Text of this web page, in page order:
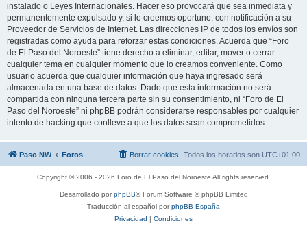
instalado o Leyes Internacionales. Hacer eso provocará que sea inmediata y
permanentemente expulsado y, si lo creemos oportuno, con notificación a su
Proveedor de Servicios de Internet. Las direcciones IP de todos los envíos son
registradas como ayuda para reforzar estas condiciones. Acuerda que “Foro
de El Paso del Noroeste” tiene derecho a eliminar, editar, mover o cerrar
cualquier tema en cualquier momento que lo creamos conveniente. Como
usuario acuerda que cualquier información que haya ingresado será
almacenada en una base de datos. Dado que esta información no será
compartida con ninguna tercera parte sin su consentimiento, ni “Foro de El
Paso del Noroeste” ni phpBB podrán considerarse responsables por cualquier
intento de hacking que conlleve a que los datos sean comprometidos.
Paso NW Foros Todos los horarios son UTC+01:00
Borrar cookies
Copyright © 2006 - 2026 Foro de El Paso del Noroeste All rights reserved.
Desarrollado porphpBB® Forum Software © phpBB Limited
Traducción al español porphpBB España
Privacidad | Condiciones